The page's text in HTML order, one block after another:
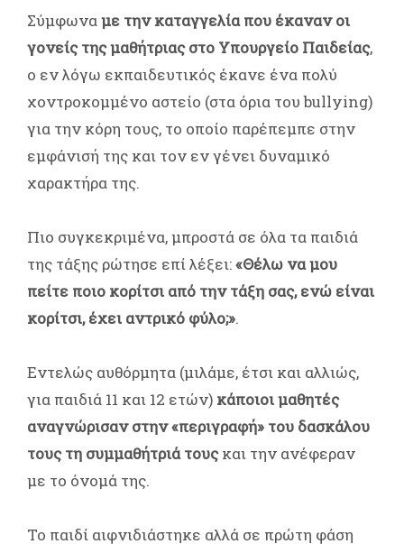
Σύμφωναμε την καταγγελία που έκαναν οι
γονείς της μαθήτριας στο Υπουργείο Παιδείας,
ο εν λόγω εκπαιδευτικός έκανε ένα πολύ
χοντροκομμένο αστείο (στα όρια του bullying)
για την κόρη τους, το οποίο παρέπεμπε στην
εμφάνισή της και τον εν γένει δυναμικό
χαρακτήρα της.
Πιο συγκεκριμένα, μπροστά σε όλα τα παιδιά
της τάξης ρώτησε επί λέξει:«Θέλω να μου
πείτε ποιο κορίτσι από την τάξη σας, ενώ είναι
κορίτσι, έχει αντρικό φύλο;».
Εντελώς αυθόρμητα (μιλάμε, έτσι και αλλιώς,
για παιδιά 11 και 12 ετών) κάποιοι μαθητές
αναγνώρισαν στην «περιγραφή» του δασκάλου
τους τη συμμαθήτριά τουςκαι την ανέφεραν
με το όνομά της.
Το παιδί αιφνιδιάστηκε αλλά σε πρώτη φάση